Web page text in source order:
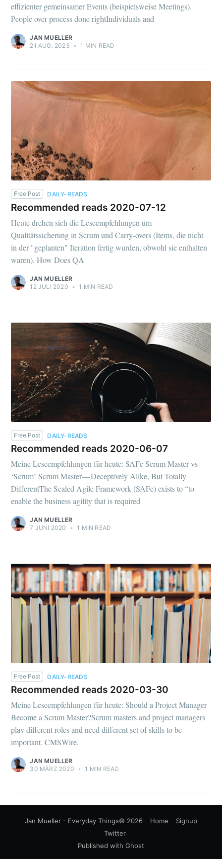
effizienter gemeinsamer Events (beispielsweise Meetings).
People over process done rightIndividuals and
JAN MUELLER
21 AUG. 2023 • 1 MIN READ
Free Post DAILY-READS
Recommended reads 2020-07-12
Heute drehen sich die Leseempfehlungen um
Qualitätssicherung in Scrum und Carry-overs (Items, die nicht
in der "geplanten" Iteration fertig wurden, obwohl sie enthalten
waren). How Does QA
JAN MUELLER
12 JULI 2020 • 1 MIN READ
Free Post DAILY-READS
Recommended reads 2020-06-07
Meine Leseempfehlungen für heute: SAFe Scrum Master vs
‘Scrum’ Scrum Master — Deceptively Alike, But Totally
DifferentThe Scaled Agile Framework (SAFe) exists to “to
enable the business agility that is required
JAN MUELLER
7 JUNI 2020
• 1 MIN READ
Free Post DAILY-READS
Recommended reads 2020-03-30
Meine Leseempfehlungen für heute: Should a Project Manager
Become a Scrum Master?Scrum masters and project managers
play different roles and need different set of skills to be
important. CMSWire.
JAN MUELLER
30 MÄRZ 2020 • 1 MIN READ
Jan Mueller - Everyday Things© 2026 Home
Signup
Twitter
Published with Ghost